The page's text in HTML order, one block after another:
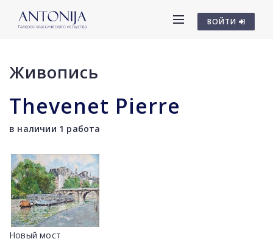
ВОЙТИ
Живопись
Thevenet Pierre
в наличии 1 работа
Новый мост